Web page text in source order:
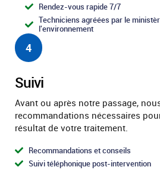
Rendez-vous rapide 7/7
Techniciens agréées par le
l'environnement
4
Suivi
Avant ou après notre passage,
recommandations nécessaires
résultat de votre traitement.
Recommandations et conseils
Suivi téléphonique post-intervention